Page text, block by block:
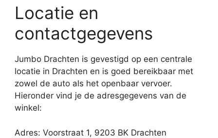
Locatie en
contactgegevens
Jumbo Drachten is gevestigd op een centrale
locatie in Drachten en is goed bereikbaar met
zowel de auto als het openbaar vervoer.
Hieronder vind je de adresgegevens van de
winkel:
Adres: Voorstraat 1, 9203 BK Drachten